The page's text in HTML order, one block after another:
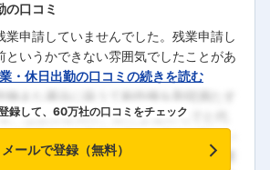
の口コミ
業申請していませんでした。残業申請し
というかできない雰囲気でしたことがあ
・休日出勤の口コミの続きを読む
録して、60万社の口コミをチェック
メールで登録（無料）